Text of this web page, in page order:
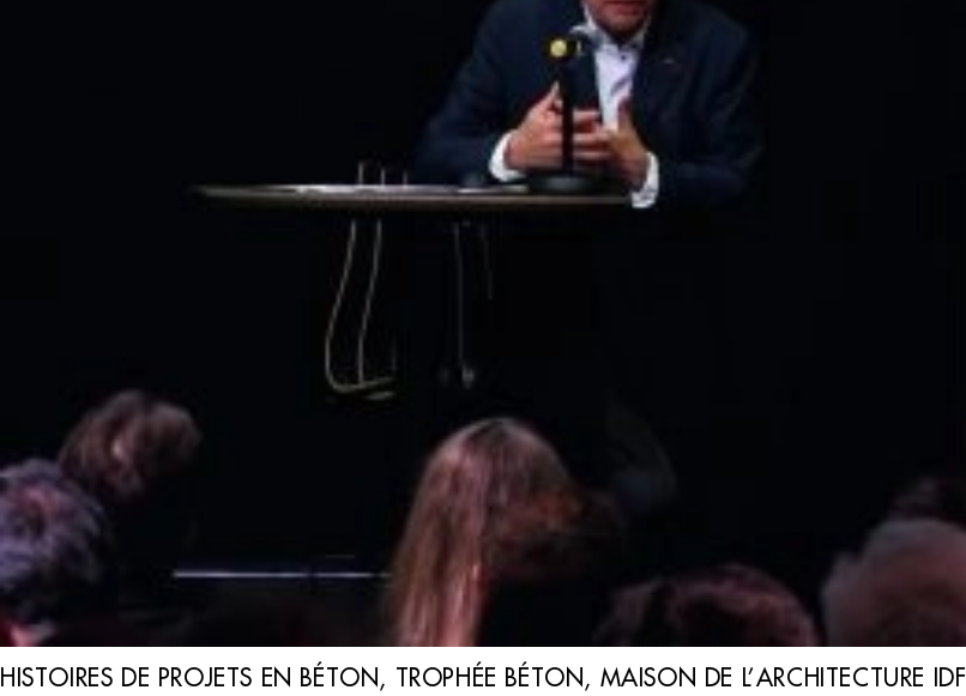
HISTOIRES DE PROJETS EN BÉTON, TROPHÉE BÉTON, MAISON DE L’ARCHITECTURE IDF